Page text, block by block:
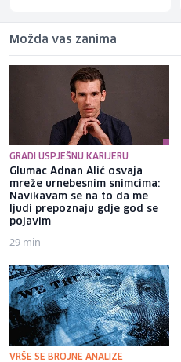
Možda vas zanima
GRADI USPJEŠNU KARIJERU
Glumac Adnan Alić osvaja
mreže urnebesnim snimcima:
Navikavam se na to da me
ljudi prepoznaju gdje god se
pojavim
29 min
VRŠE SE BROJNE ANALIZE